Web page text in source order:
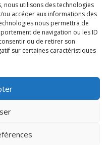
nous utilisons des technologies
accéder aux informations des
nous permettra de
de navigation ou les ID
ou de retirer son
sur certaines caractéristiques
–Mentions légales